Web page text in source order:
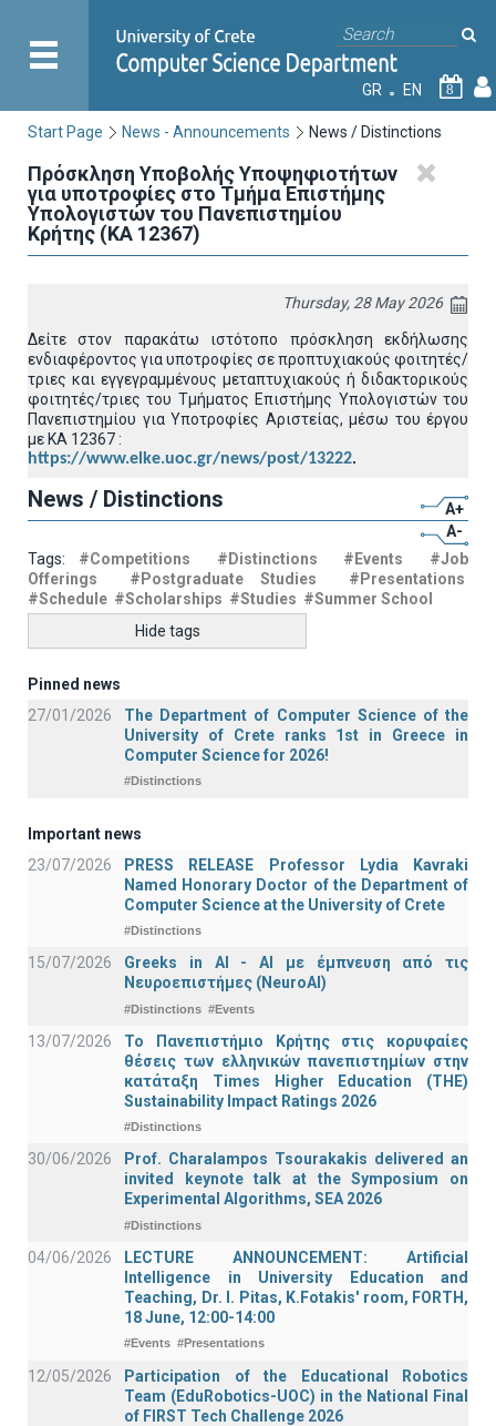
GR EN 8
Start Page News - Announcements News / Distinctions
Πρόσκληση Υποβολής Υποψηφιοτήτων
για υποτροφίες στο Τμήμα Επιστήμης
Υπολογιστών του Πανεπιστημίου
Κρήτης (ΚΑ 12367)
Thursday, 28 May 2026
Δείτε στον παρακάτω ιστότοπο πρόσκληση εκδήλωσης
ενδιαφέροντος για υποτροφίες σε προπτυχιακούς φοιτητές/
τριες και εγγεγραμμένους μεταπτυχιακούς ή διδακτορικούς
φοιτητές/τριες του Τμήματος Επιστήμης Υπολογιστών του
Πανεπιστημίου για Υποτροφίες Αριστείας, μέσω του έργου
με ΚΑ 12367 :
https://www.elke.uoc.gr/news/post/13222.
News / Distinctions
A+
A-
Tags: #Competitions #Distinctions #Events
#Job
Offerings
#Postgraduate Studies
#Presentations
#Schedule #Scholarships #Studies #Summer School
Hide tags
Pinned news
27/01/2026
The Department of Computer Science of the
University of Crete ranks 1st in Greece in
Computer Science for 2026!
#Distinctions
Important news
23/07/2026
PRESS RELEASE Professor Lydia Kavraki
Named Honorary Doctor of the Department of
Computer Science at the University of Crete
#Distinctions
15/07/2026
Greeks in AI - ΑΙ με έμπνευση από τις
Νευροεπιστήμες (NeuroAI)
#Distinctions #Events
13/07/2026
Το Πανεπιστήμιο Κρήτης στις κορυφαίες
θέσεις των ελληνικών πανεπιστημίων στην
κατάταξη Times Higher Education (ΤΗΕ)
Sustainability Impact Ratings 2026
#Distinctions
30/06/2026
Prof. Charalampos Tsourakakis delivered an
invited keynote talk at the Symposium on
Experimental Algorithms, SEA 2026
#Distinctions
04/06/2026
LECTURE ANNOUNCEMENT: Artificial
Intelligence in University Education and
Teaching, Dr. I. Pitas, K.Fotakis' room, FORTH,
18 June, 12:00-14:00
#Events #Presentations
12/05/2026
Participation of the Educational Robotics
Team (EduRobotics-UOC) in the National Final
of FIRST Tech Challenge 2026